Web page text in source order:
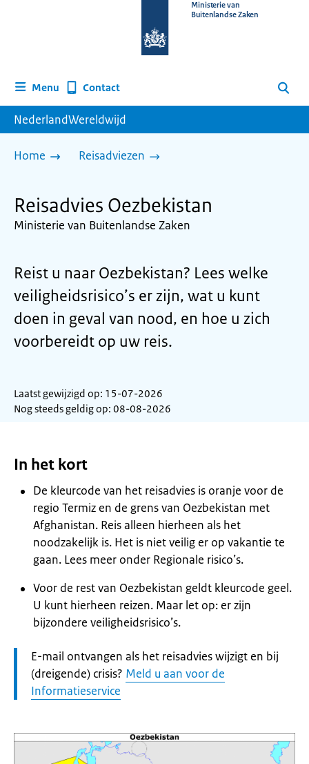
homepage
Ministerie van
Buitenlandse Zaken
Menu Contact Zoeken
NederlandWereldwijd
Home Reisadviezen
Reisadvies Oezbekistan
Ministerie van Buitenlandse Zaken
Reist u naar Oezbekistan? Lees welke
veiligheidsrisico’s er zijn, wat u kunt
doen in geval van nood, en hoe u zich
voorbereidt op uw reis.
Laatst gewijzigd op: 15-07-2026
Nog steeds geldig op: 08-08-2026
In het kort
De kleurcode van het reisadvies is oranje voor de
regio Termiz en de grens van Oezbekistan met
Afghanistan. Reis alleen hierheen als het
noodzakelijk is. Het is niet veilig er op vakantie te
gaan. Lees meer onder Regionale risico’s.
Voor de rest van Oezbekistan geldt kleurcode geel.
U kunt hierheen reizen. Maar let op: er zijn
bijzondere veiligheidsrisico’s.
Let
op:
E-mail ontvangen als het reisadvies wijzigt en bij
(dreigende) crisis? Meld u aan voor de
Informatieservice